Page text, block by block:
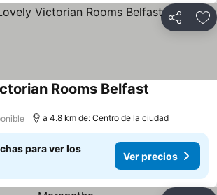
Compartir
Rooms Belfast
a 4.8 km de: Centro de la ciudad
para ver los
Ver precios